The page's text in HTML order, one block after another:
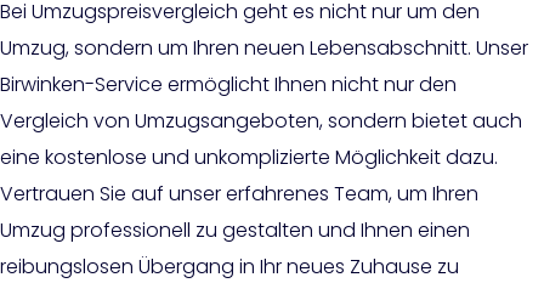
Bei Umzugspreisvergleich geht es nicht nur um den
Umzug, sondern um Ihren neuen Lebensabschnitt. Unser
Birwinken-Service ermöglicht Ihnen nicht nur den
Vergleich von Umzugsangeboten, sondern bietet auch
eine kostenlose und unkomplizierte Möglichkeit dazu.
Vertrauen Sie auf unser erfahrenes Team, um Ihren
Umzug professionell zu gestalten und Ihnen einen
reibungslosen Übergang in Ihr neues Zuhause zu